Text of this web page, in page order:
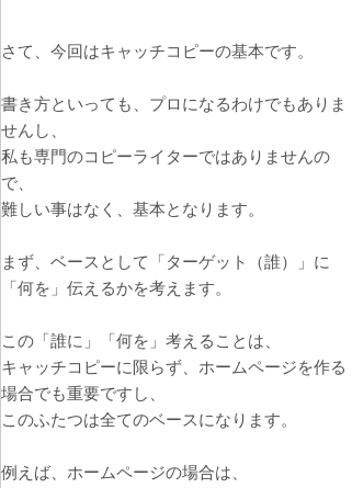
さて、今回はキャッチコピーの基本です。
書き方といっても、プロになるわけでもありま
せんし、
私も専門のコピーライターではありませんの
で、
難しい事はなく、基本となります。
まず、ベースとして「ターゲット（誰）」に
「何を」伝えるかを考えます。
この「誰に」「何を」考えることは、
キャッチコピーに限らず、ホームページを作る
場合でも重要ですし、
このふたつは全てのベースになります。
例えば、ホームページの場合は、